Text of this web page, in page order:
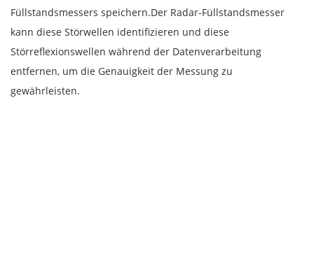
Füllstandsmessers speichern.Der Radar-Füllstandsmesser
kann diese Störwellen identifizieren und diese
Störreflexionswellen während der Datenverarbeitung
entfernen, um die Genauigkeit der Messung zu
gewährleisten.